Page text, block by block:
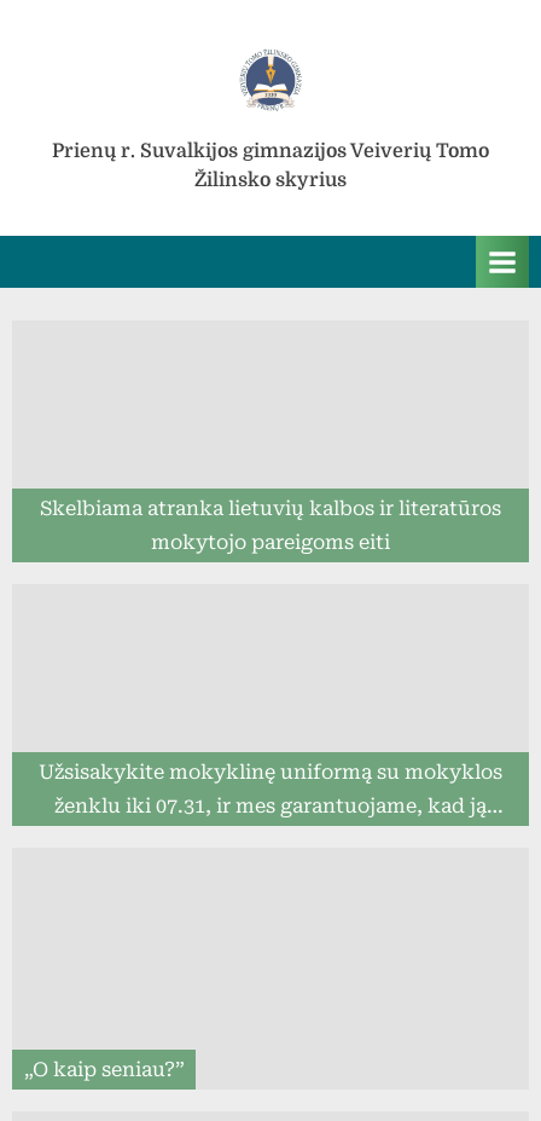
Prienų r. Suvalkijos gimnazijos Veiverių Tomo
Žilinsko skyrius
Skelbiama atranka lietuvių kalbos ir literatūros
mokytojo pareigoms eiti
Užsisakykite mokyklinę uniformą su mokyklos
ženklu iki 07.31, ir mes garantuojame, kad ją
„O kaip seniau?”